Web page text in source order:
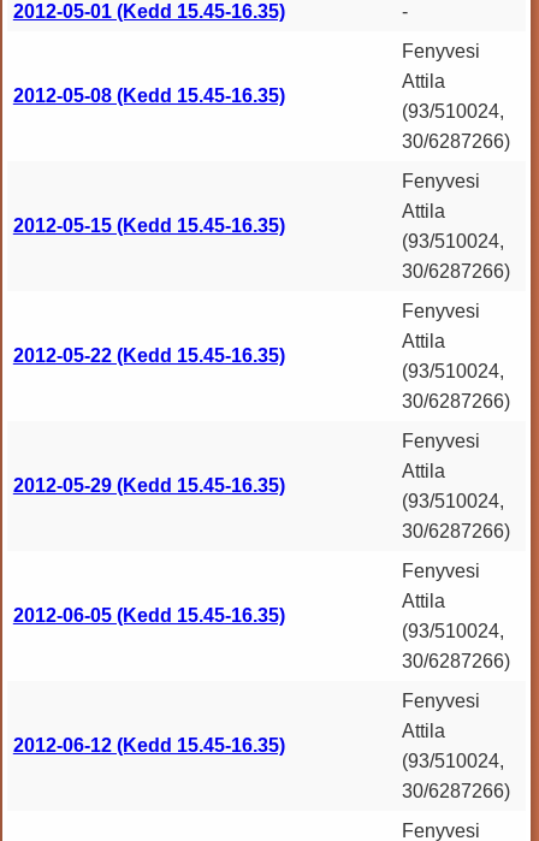
2012-05-01 (Kedd 15.45-16.35) -
2012-05-08 (Kedd 15.45-16.35)
Fenyvesi
Attila
(93/510024,
30/6287266)
2012-05-15 (Kedd 15.45-16.35)
Fenyvesi
Attila
(93/510024,
30/6287266)
2012-05-22 (Kedd 15.45-16.35)
Fenyvesi
Attila
(93/510024,
30/6287266)
2012-05-29 (Kedd 15.45-16.35)
Fenyvesi
Attila
(93/510024,
30/6287266)
2012-06-05 (Kedd 15.45-16.35)
Fenyvesi
Attila
(93/510024,
30/6287266)
2012-06-12 (Kedd 15.45-16.35)
Fenyvesi
Attila
(93/510024,
30/6287266)
Fenyvesi